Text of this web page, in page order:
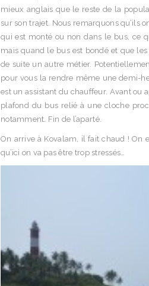
mieux anglais que le reste de la
sur son trajet. Nous remarquons qu’ils
qui est monté ou non dans le bus, ce
mais quand le bus est bondé et que les
de suite un autre métier.
pour vous la rendre même une demi-
est un assistant du chauffeur. Avant ou
plafond du bus relié à une cloche
notamment. Fin de l’aparté.
On arrive à Kovalam, il fait chaud ! On
qu’ici on va pas être trop stressés…